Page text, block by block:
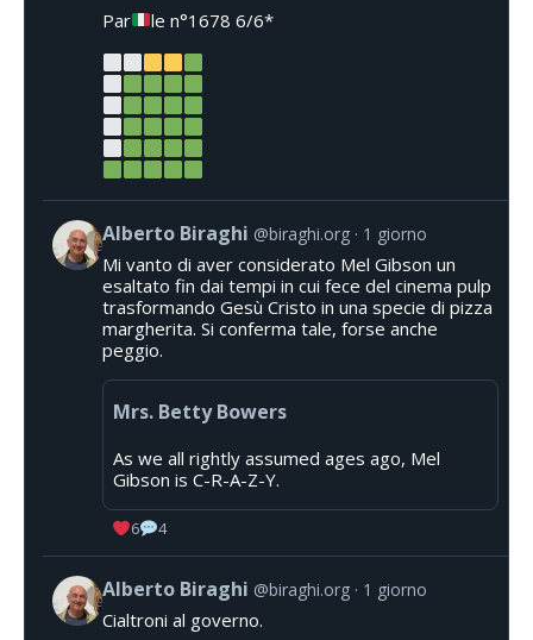
Par
le n°1678 6/6*
Alberto Biraghi @biraghi.org 1 giorno
Mi vanto di aver considerato Mel Gibson un
esaltato fin dai tempi in cui fece del cinema pulp
trasformando Gesù Cristo in una specie di pizza
margherita. Si conferma tale, forse anche
peggio.
Mrs. Betty Bowers
As we all rightly assumed ages ago, Mel
Gibson is C-R-A-Z-Y.
6 4
Alberto Biraghi @biraghi.org 1 giorno
Cialtroni al governo.